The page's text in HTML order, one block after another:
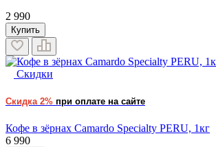
2 990
Купить
Скидки
Скидка 2% при оплате на сайте
Кофе в зёрнах Camardo Specialty PERU, 1кг
6 990